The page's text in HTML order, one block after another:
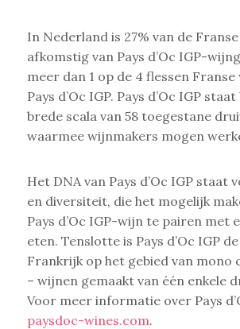
In Nederland is 27% van de
afkomstig van Pays d’Oc IGP-
meer dan 1 op de 4 flessen Franse
Pays d’Oc IGP. Pays d’Oc IGP
brede scala van 58 toegestane
waarmee wijnmakers mogen
Het DNA van Pays d’Oc IGP staat
en diversiteit, die het mogelijk
Pays d’Oc IGP-wijn te pairen met
eten. Tenslotte is Pays d’Oc IGP
Frankrijk op het gebied van mono
– wijnen gemaakt van één enkele
Voor meer informatie over Pays
paysdoc-wines.com.